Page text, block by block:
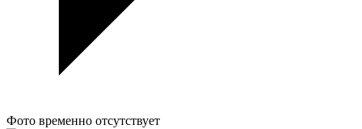
Фото временно отсутствует